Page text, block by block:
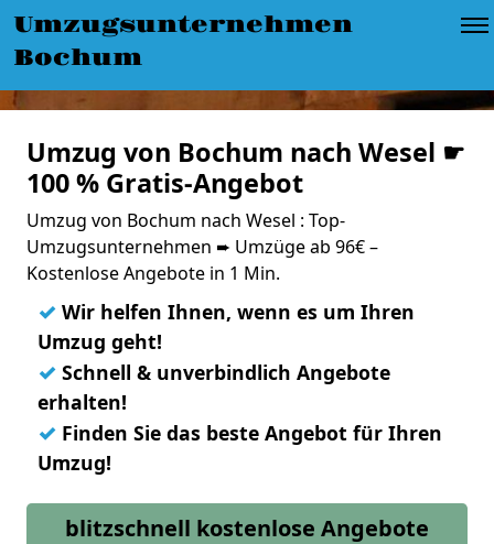
Umzugsunternehmen
Bochum
Umzug von Bochum nach Wesel ☛
100 % Gratis-Angebot
Umzug von Bochum nach Wesel : Top-
Umzugsunternehmen ➨ Umzüge ab 96€ –
Kostenlose Angebote in 1 Min.
✓ Wir helfen Ihnen, wenn es um Ihren
Umzug geht!
✓ Schnell & unverbindlich Angebote
erhalten!
✓ Finden Sie das beste Angebot für Ihren
Umzug!
blitzschnell kostenlose Angebote